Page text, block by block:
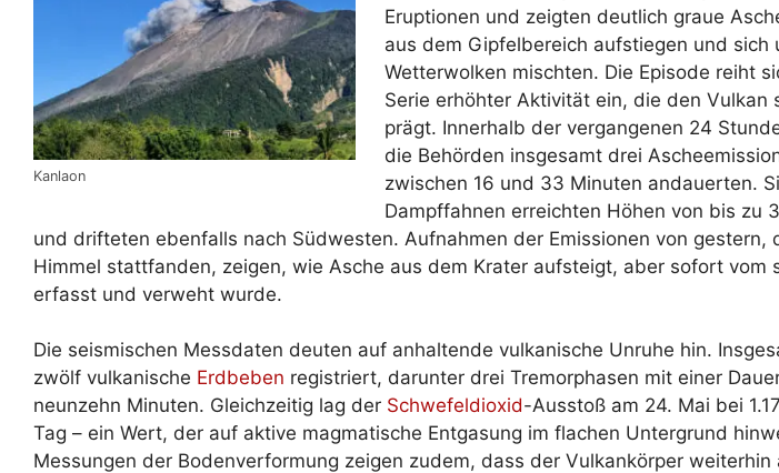
Kanlaon
Eruptionen und zeigten deutlich graue
aus dem Gipfelbereich aufstiegen und sich
Wetterwolken mischten. Die Episode reiht
Serie erhöhter Aktivität ein, die den Vulkan
prägt. Innerhalb der vergangenen 24
die Behörden insgesamt drei
zwischen 16 und 33 Minuten andauerten.
Dampffahnen erreichten Höhen von bis zu
und drifteten ebenfalls nach Südwesten. Aufnahmen der Emissionen von gestern,
Himmel stattfanden, zeigen, wie Asche aus dem Krater aufsteigt, aber sofort vom
erfasst und verweht wurde.
Die seismischen Messdaten deuten auf anhaltende vulkanische Unruhe hin.
zwölf vulkanische Erdbeben registriert, darunter drei Tremorphasen mit einer
neunzehn Minuten. Gleichzeitig lag der Schwefeldioxid-Ausstoß am 24. Mai bei
Tag – ein Wert, der auf aktive magmatische Entgasung im flachen Untergrund
Messungen der Bodenverformung zeigen zudem, dass der Vulkankörper